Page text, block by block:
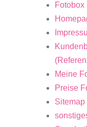
Meine
Preise
Sitemap